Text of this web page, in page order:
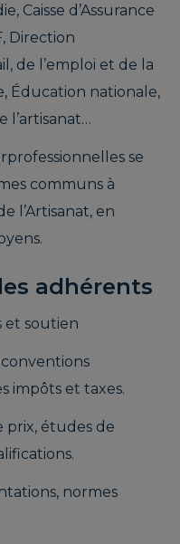
Caisse d’Assurance
Direction
de l’emploi et de la
Éducation nationale,
l’artisanat…
se
communs à
l’Artisanat, en
adhérents
et soutien
conventions
impôts et taxes.
prix, études de
normes